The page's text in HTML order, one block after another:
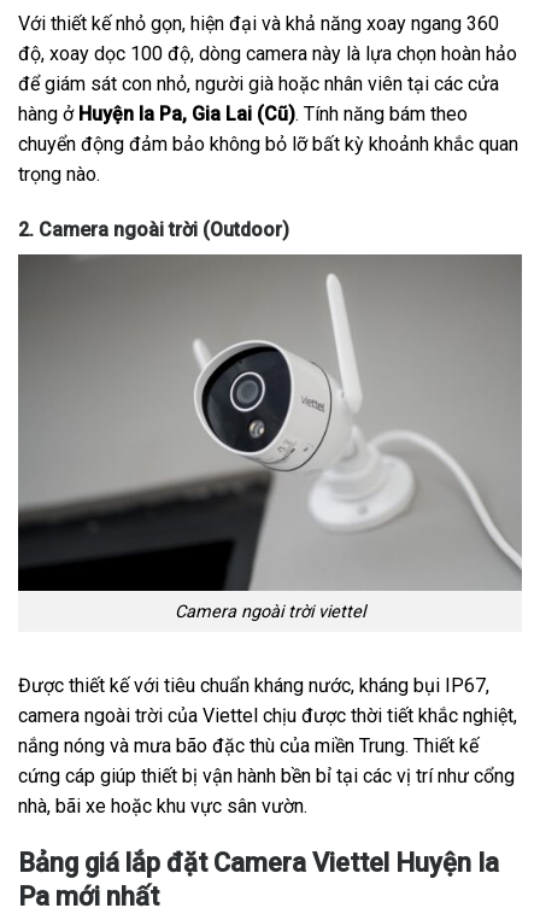
Với thiết kế nhỏ gọn, hiện đại và khả năng xoay ngang 360
độ, xoay dọc 100 độ, dòng camera này là lựa chọn hoàn hảo
để giám sát con nhỏ, người già hoặc nhân viên tại các cửa
hàng ở Huyện Ia Pa, Gia Lai (Cũ). Tính năng bám theo
chuyển động đảm bảo không bỏ lỡ bất kỳ khoảnh khắc quan
trọng nào.
2. Camera ngoài trời (Outdoor)
Camera ngoài trời viettel
Được thiết kế với tiêu chuẩn kháng nước, kháng bụi IP67,
camera ngoài trời của Viettel chịu được thời tiết khắc nghiệt,
nắng nóng và mưa bão đặc thù của miền Trung. Thiết kế
cứng cáp giúp thiết bị vận hành bền bỉ tại các vị trí như cổng
nhà, bãi xe hoặc khu vực sân vườn.
Bảng giá lắp đặt Camera Viettel Huyện Ia
Pa mới nhất